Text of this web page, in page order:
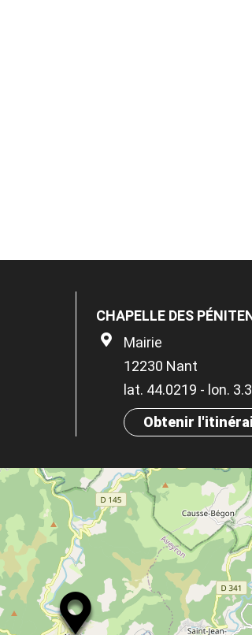
CHAPELLE DES
Mairie
12230 Nant
lat. 44.0219 - lon.
Obtenir